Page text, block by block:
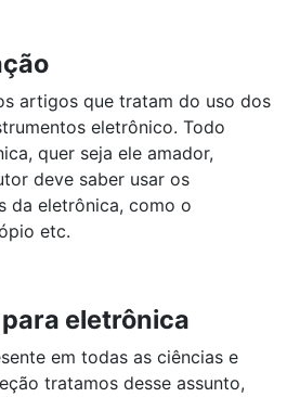
artigos que tratam do uso dos
eletrônico. Todo
quer seja ele amador,
deve saber usar os
da eletrônica, como o
etc.
eletrônica
em todas as ciências e
tratamos desse assunto,